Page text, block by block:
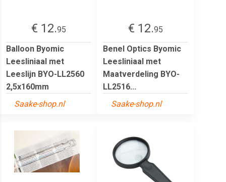
€ 12.95
Balloon Byomic
Leesliniaal met
Leeslijn BYO-LL2560
2,5x160mm
Saake-shop.nl
€ 12.95
Benel Optics Byomic
Leesliniaal met
Maatverdeling BYO-
LL2516...
Saake-shop.nl